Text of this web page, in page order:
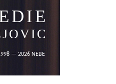
— 2026 NEBE